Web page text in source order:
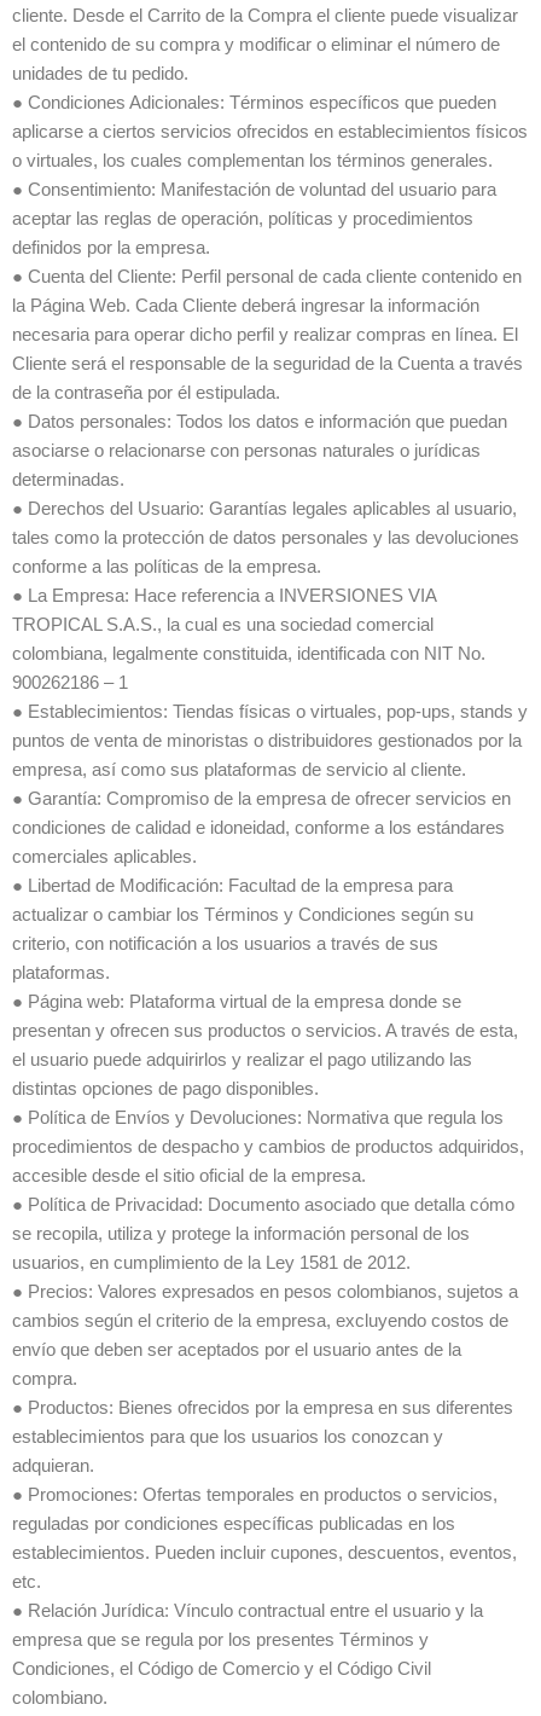
cliente. Desde el Carrito de la Compra el cliente puede visualizar
el contenido de su compra y modificar o eliminar el número de
unidades de tu pedido.
● Condiciones Adicionales: Términos específicos que pueden
aplicarse a ciertos servicios ofrecidos en establecimientos físicos
o virtuales, los cuales complementan los términos generales.
● Consentimiento: Manifestación de voluntad del usuario para
aceptar las reglas de operación, políticas y procedimientos
definidos por la empresa.
● Cuenta del Cliente: Perfil personal de cada cliente contenido en
la Página Web. Cada Cliente deberá ingresar la información
necesaria para operar dicho perfil y realizar compras en línea. El
Cliente será el responsable de la seguridad de la Cuenta a través
de la contraseña por él estipulada.
● Datos personales: Todos los datos e información que puedan
asociarse o relacionarse con personas naturales o jurídicas
determinadas.
● Derechos del Usuario: Garantías legales aplicables al usuario,
tales como la protección de datos personales y las devoluciones
conforme a las políticas de la empresa.
● La Empresa: Hace referencia a INVERSIONES VIA
TROPICAL S.A.S., la cual es una sociedad comercial
colombiana, legalmente constituida, identificada con NIT No.
900262186 – 1
● Establecimientos: Tiendas físicas o virtuales, pop-ups, stands y
puntos de venta de minoristas o distribuidores gestionados por la
empresa, así como sus plataformas de servicio al cliente.
● Garantía: Compromiso de la empresa de ofrecer servicios en
condiciones de calidad e idoneidad, conforme a los estándares
comerciales aplicables.
● Libertad de Modificación: Facultad de la empresa para
actualizar o cambiar los Términos y Condiciones según su
criterio, con notificación a los usuarios a través de sus
plataformas.
● Página web: Plataforma virtual de la empresa donde se
presentan y ofrecen sus productos o servicios. A través de esta,
el usuario puede adquirirlos y realizar el pago utilizando las
distintas opciones de pago disponibles.
● Política de Envíos y Devoluciones: Normativa que regula los
procedimientos de despacho y cambios de productos adquiridos,
accesible desde el sitio oficial de la empresa.
● Política de Privacidad: Documento asociado que detalla cómo
se recopila, utiliza y protege la información personal de los
usuarios, en cumplimiento de la Ley 1581 de 2012.
● Precios: Valores expresados en pesos colombianos, sujetos a
cambios según el criterio de la empresa, excluyendo costos de
envío que deben ser aceptados por el usuario antes de la
compra.
● Productos: Bienes ofrecidos por la empresa en sus diferentes
establecimientos para que los usuarios los conozcan y
adquieran.
● Promociones: Ofertas temporales en productos o servicios,
reguladas por condiciones específicas publicadas en los
establecimientos. Pueden incluir cupones, descuentos, eventos,
etc.
● Relación Jurídica: Vínculo contractual entre el usuario y la
empresa que se regula por los presentes Términos y
Condiciones, el Código de Comercio y el Código Civil
colombiano.